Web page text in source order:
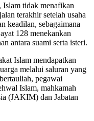
Islam tidak menafikan
terakhir setelah usaha
keadilan, sebagaimana
128 menekankan
antara suami serta isteri.
Islam mendapatkan
melalui saluran yang
pegawai
Islam, mahkamah
(JAKIM) dan Jabatan